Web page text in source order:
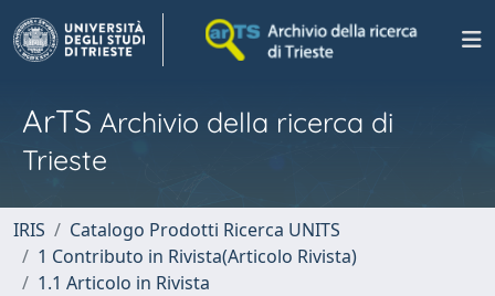
ArTS Archivio della ricerca di
Trieste
IRIS
Catalogo Prodotti Ricerca UNITS
1 Contributo in Rivista(Articolo Rivista)
1.1 Articolo in Rivista